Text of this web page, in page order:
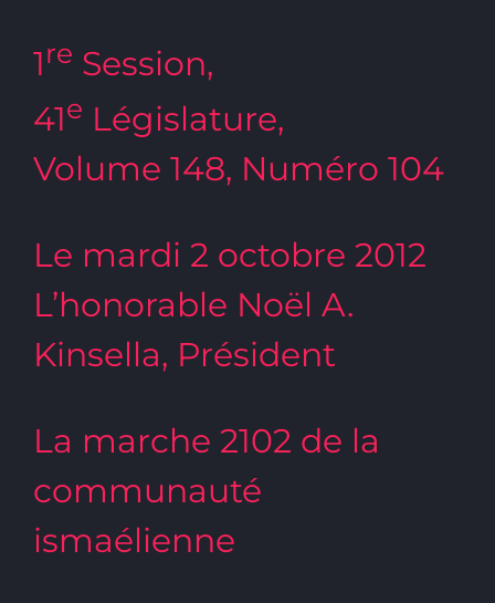
1re Session,
41e Législature,
Volume 148, Numéro 104
Le mardi 2 octobre 2012
L’honorable Noël A.
Kinsella, Président
La marche 2102 de la
communauté
ismaélienne